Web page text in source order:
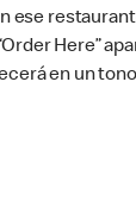
ese
Here”
en un